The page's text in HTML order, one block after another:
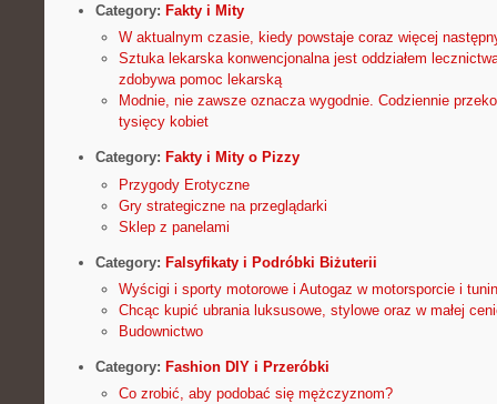
Category: Fakty i Mity
W aktualnym czasie, kiedy powstaje coraz więcej
Sztuka lekarska konwencjonalna jest oddziałem
zdobywa pomoc lekarską
Modnie, nie zawsze oznacza wygodnie. Codziennie
tysięcy kobiet
Category: Fakty i Mity o Pizzy
Przygody Erotyczne
Gry strategiczne na przeglądarki
Sklep z panelami
Category: Falsyfikaty i Podróbki Biżuterii
Wyścigi i sporty motorowe i Autogaz w motorsporcie i
Chcąc kupić ubrania luksusowe, stylowe oraz w małej
Budownictwo
Category: Fashion DIY i Przeróbki
Co zrobić, aby podobać się mężczyznom?